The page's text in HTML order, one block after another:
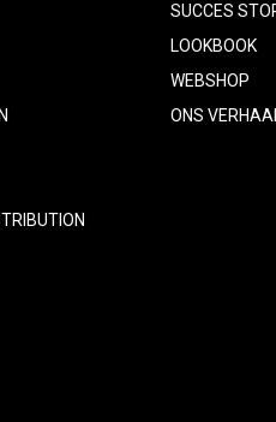
SUCCES
LOOKBOOK
WEBSHOP
ONS